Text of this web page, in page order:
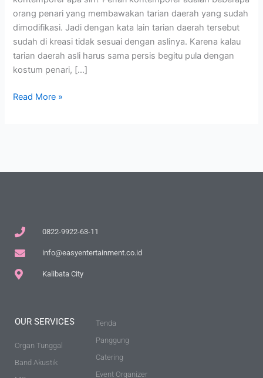
orang penari yang membawakan tarian daerah yang sudah
dimodifikasi. Jadi dengan kata lain tarian daerah tersebut
sudah di kreasi tidak sesuai dengan aslinya. Karena kalau
tarian daerah asli harus sama persis begitu pula dengan
kostum penari, […]
Read More »
0822-9922-63-11
info@easyentertainment.co.id
Kalibata City
OUR SERVICES
Organ Tunggal
Band Akustik
Tenda
Panggung
Catering
Event Organizer